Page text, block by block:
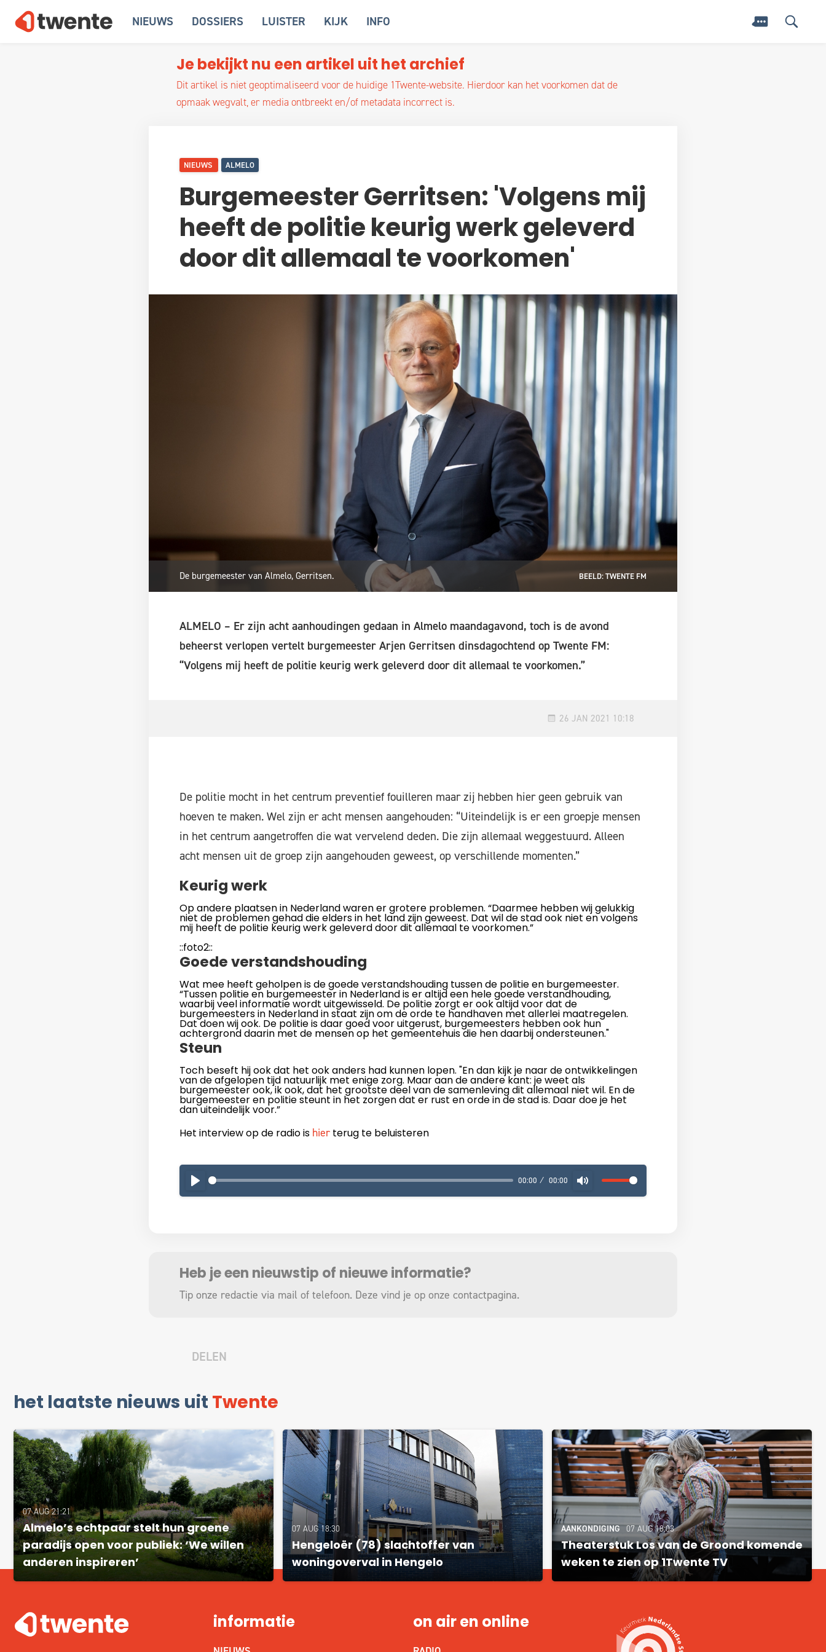
NIEUWS DOSSIERS LUISTER KIJK INFO
Je bekijkt nu een artikel uit het archief
Dit artikel is niet geoptimaliseerd voor de huidige 1Twente-website. Hierdoor kan het voorkomen dat de
opmaak wegvalt, er media ontbreekt en/of metadata incorrect is.
NIEUWS ALMELO
Burgemeester Gerritsen: 'Volgens mij
heeft de politie keurig werk geleverd
door dit allemaal te voorkomen'
De burgemeester van Almelo, Gerritsen. BEELD: TWENTE FM
ALMELO – Er zijn acht aanhoudingen gedaan in Almelo maandagavond, toch is de avond
beheerst verlopen vertelt burgemeester Arjen Gerritsen dinsdagochtend op Twente FM:
“Volgens mij heeft de politie keurig werk geleverd door dit allemaal te voorkomen.”
26 JAN 2021 10:18
De politie mocht in het centrum preventief fouilleren maar zij hebben hier geen gebruik van
hoeven te maken. Wel zijn er acht mensen aangehouden: “Uiteindelijk is er een groepje mensen
in het centrum aangetroffen die wat vervelend deden. Die zijn allemaal weggestuurd. Alleen
acht mensen uit de groep zijn aangehouden geweest, op verschillende momenten.”
Keurig werk
Op andere plaatsen in Nederland waren er grotere problemen. “Daarmee hebben wij gelukkig
niet de problemen gehad die elders in het land zijn geweest. Dat wil de stad ook niet en volgens
mij heeft de politie keurig werk geleverd door dit allemaal te voorkomen.”
::foto2::
Goede verstandshouding
Wat mee heeft geholpen is de goede verstandshouding tussen de politie en burgemeester.
“Tussen politie en burgemeester in Nederland is er altijd een hele goede verstandhouding,
waarbij veel informatie wordt uitgewisseld. De politie zorgt er ook altijd voor dat de
burgemeesters in Nederland in staat zijn om de orde te handhaven met allerlei maatregelen.
Dat doen wij ook. De politie is daar goed voor uitgerust, burgemeesters hebben ook hun
achtergrond daarin met de mensen op het gemeentehuis die hen daarbij ondersteunen."
Steun
Toch beseft hij ook dat het ook anders had kunnen lopen. "En dan kijk je naar de ontwikkelingen
van de afgelopen tijd natuurlijk met enige zorg. Maar aan de andere kant: je weet als
burgemeester ook, ik ook, dat het grootste deel van de samenleving dit allemaal niet wil. En de
burgemeester en politie steunt in het zorgen dat er rust en orde in de stad is. Daar doe je het
dan uiteindelijk voor.”
Het interview op de radio is hierterug te beluisteren
PLAY 00:00 00:00 MUTE
Heb je een nieuwstip of nieuwe informatie?
Tip onze redactie via mail of telefoon. Deze vind je op onze contactpagina.
DELEN
het laatste nieuws uit Twente
07 AUG 21:21
Almelo’s echtpaar stelt hun groene
paradijs open voor publiek: ‘We willen
anderen inspireren’
07 AUG 18:30
Hengeloër (78) slachtoffer van
woningoverval in Hengelo
AANKONDIGING 07 AUG 18:03
Theaterstuk Los van de Groond komende
weken te zien op 1Twente TV
informatie on air en online